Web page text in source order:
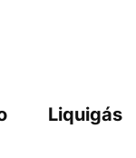
Liquigás